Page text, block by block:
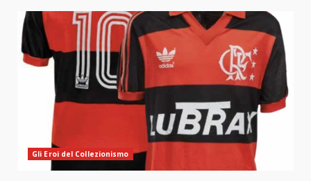
Gli Eroi del Collezionismo